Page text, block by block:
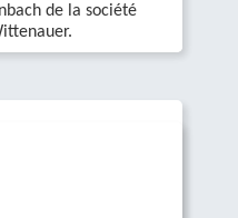
de la société